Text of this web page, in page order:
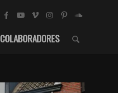
COLABORADORES